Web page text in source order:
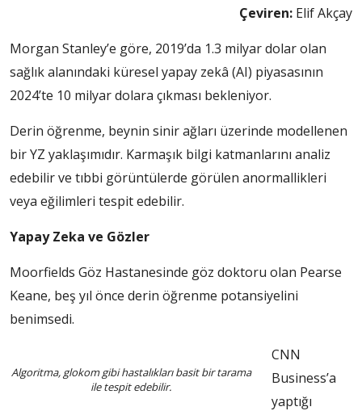
Çeviren: Elif Akçay
Morgan Stanley’e göre, 2019’da 1.3 milyar dolar olan
sağlık alanındaki küresel yapay zekâ (AI) piyasasının
2024’te 10 milyar dolara çıkması bekleniyor.
Derin öğrenme, beynin sinir ağları üzerinde modellenen
bir YZ yaklaşımıdır. Karmaşık bilgi katmanlarını analiz
edebilir ve tıbbi görüntülerde görülen anormallikleri
veya eğilimleri tespit edebilir.
Yapay Zeka ve Gözler
Moorfields Göz Hastanesinde göz doktoru olan Pearse
Keane, beş yıl önce derin öğrenme potansiyelini
benimsedi.
Algoritma, glokom gibi hastalıkları basit bir tarama
ile tespit edebilir.
CNN
Business’a
yaptığı